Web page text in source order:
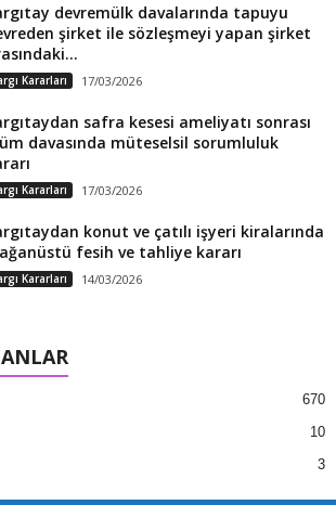
devremülk davalarında tapuyu
şirket ile sözleşmeyi yapan şirket
Kararları 17/03/2026
safra kesesi ameliyatı sonrası
davasında müteselsil sorumluluk
Kararları 17/03/2026
konut ve çatılı işyeri kiralarında
fesih ve tahliye kararı
Kararları 14/03/2026
670
10
3